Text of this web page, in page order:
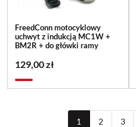
FreedConn motocyklowy
uchwyt z indukcją MC1W +
BM2R + do główki ramy
129,00 zł
1 2 3